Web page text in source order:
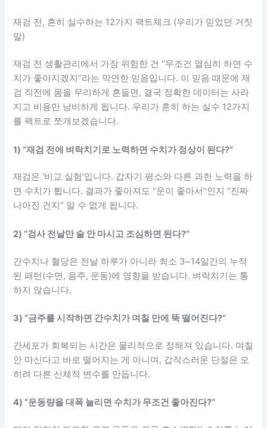
재검 전, 흔히 실수하는 12가지 팩트체크 (우리가 믿었던 거짓
말)
재검 전 생활관리에서 가장 위험한 건 “무조건 열심히 하면 수
치가 좋아지겠지”라는 막연한 믿음입니다. 이 믿음 때문에 재
검 직전에 몸을 무리하게 흔들면, 결국 정확한 데이터는 사라
지고 비용만 낭비하게 됩니다. 우리가 흔히 하는 실수 12가지
를 팩트로 쪼개보겠습니다.
1) “재검 전에 벼락치기로 노력하면 수치가 정상이 된다?”
재검은 ‘비교 실험’입니다. 갑자기 평소와 다른 과한 노력을 하
면 수치가 튑니다. 결과가 좋아져도 “운이 좋아서”인지 “진짜
나아진 건지” 알 수 없게 됩니다.
2) “검사 전날만 술 안 마시고 조심하면 된다?”
간수치나 혈당은 전날 하루가 아니라 최소 3~14일간의 누적
된 패턴(수면, 음주, 운동)에 영향을 받습니다. 벼락치기는 통
하지 않습니다.
3) “금주를 시작하면 간수치가 며칠 만에 뚝 떨어진다?”
간세포가 회복되는 시간은 물리적으로 정해져 있습니다. 며칠
안 마신다고 바로 떨어지는 게 아니며, 갑작스러운 단절은 오
히려 다른 신체적 변수를 만듭니다.
4) “운동량을 대폭 늘리면 수치가 무조건 좋아진다?”